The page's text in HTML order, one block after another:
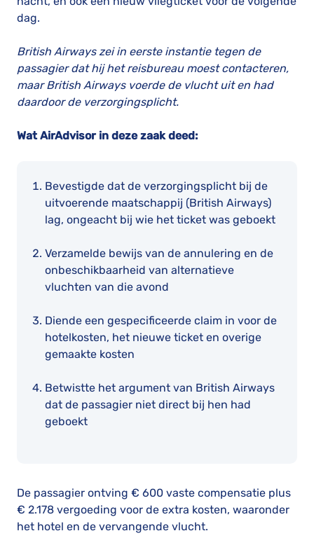
dag.
British Airways zei in eerste instantie tegen de
passagier dat hij het reisbureau moest contacteren,
maar British Airways voerde de vlucht uit en had
daardoor de verzorgingsplicht.
Wat AirAdvisor in deze zaak deed:
Bevestigde dat de verzorgingsplicht bij de
uitvoerende maatschappij (British Airways)
lag, ongeacht bij wie het ticket was geboekt
Verzamelde bewijs van de annulering en de
onbeschikbaarheid van alternatieve
vluchten van die avond
Diende een gespecificeerde claim in voor de
hotelkosten, het nieuwe ticket en overige
gemaakte kosten
Betwistte het argument van British Airways
dat de passagier niet direct bij hen had
geboekt
De passagier ontving € 600 vaste compensatie plus
€ 2.178 vergoeding voor de extra kosten, waaronder
het hotel en de vervangende vlucht.